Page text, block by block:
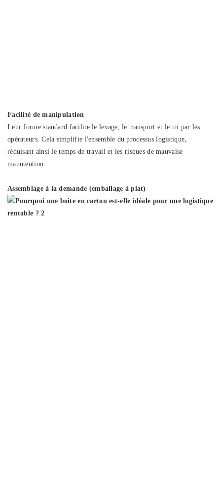
Facilité de manipulation
Leur forme standard facilite le levage, le transport et le tri par les
opérateurs. Cela simplifie l'ensemble du processus logistique,
réduisant ainsi le temps de travail et les risques de mauvaise
manutention.
Assemblage à la demande (emballage à plat)